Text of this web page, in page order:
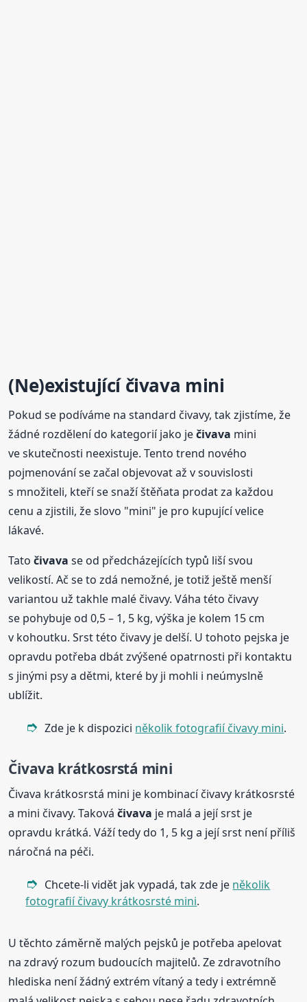
(Ne)existujícíčivava mini
Pokud se podíváme na standard čivavy, tak zjistíme, že
žádné rozdělení do kategorií jako ječivava mini
ve skutečnosti neexistuje. Tento trend nového
pojmenování se začal objevovat až v souvislosti
s množiteli, kteří se snaží štěňata prodat za každou
cenu a zjistili, že slovo "mini" je pro kupující velice
lákavé.
Tatočivava se od předcházejících typů liší svou
velikostí. Ač se to zdá nemožné, je totiž ještě menší
variantou už takhle malé čivavy. Váha této čivavy
se pohybuje od 0,5 – 1, 5 kg, výška je kolem 15 cm
v kohoutku. Srst této čivavy je delší. U tohoto pejska je
opravdu potřeba dbát zvýšené opatrnosti při kontaktu
s jinými psy a dětmi, které by ji mohli i neúmyslně
ublížit.
Zde je k dispozici několik fotografií čivavy mini.
Čivava krátkosrstá mini
Čivava krátkosrstá mini je kombinací čivavy krátkosrsté
a mini čivavy. Takováčivava je malá a její srst je
opravdu krátká. Váží tedy do 1, 5 kg a její srst není příliš
náročná na péči.
Chcete-li vidět jak vypadá, tak zde je několik
fotografií čivavy krátkosrsté mini.
U těchto záměrně malých pejsků je potřeba apelovat
na zdravý rozum budoucích majitelů. Ze zdravotního
hlediska není žádný extrém vítaný a tedy i extrémně